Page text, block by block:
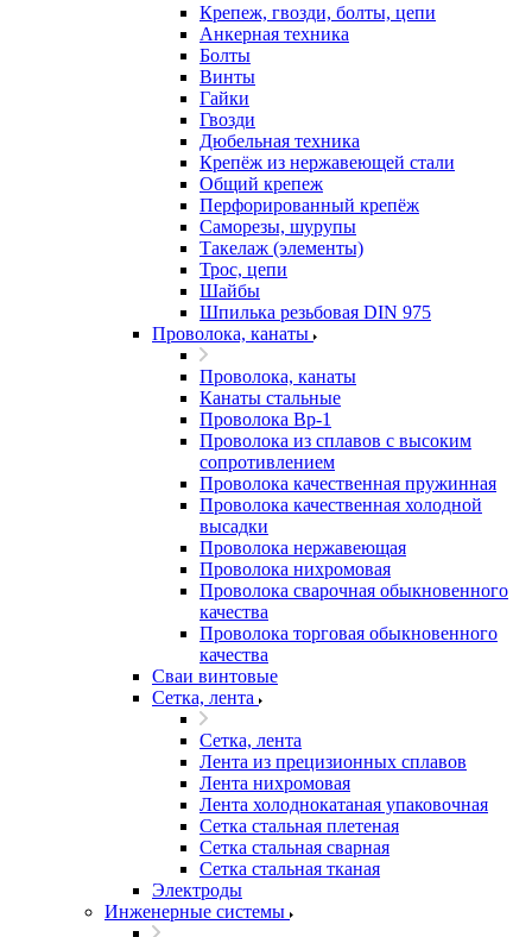
Крепеж, гвозди, болты, цепи
Анкерная техника
Болты
Винты
Гайки
Гвозди
Дюбельная техника
Крепёж из нержавеющей стали
Общий крепеж
Перфорированный крепёж
Саморезы, шурупы
Такелаж (элементы)
Трос, цепи
Шайбы
Шпилька резьбовая DIN 975
Проволока, канаты
Проволока, канаты
Канаты стальные
Проволока Вр-1
Проволока из сплавов с высоким
сопротивлением
Проволока качественная пружинная
Проволока качественная холодной
высадки
Проволока нержавеющая
Проволока нихромовая
Проволока сварочная обыкновенного
качества
Проволока торговая обыкновенного
качества
Сваи винтовые
Сетка, лента
Сетка, лента
Лента из прецизионных сплавов
Лента нихромовая
Лента холоднокатаная упаковочная
Сетка стальная плетеная
Сетка стальная сварная
Сетка стальная тканая
Электроды
Инженерные системы